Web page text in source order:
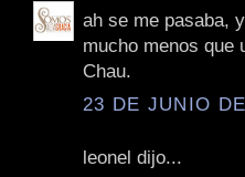
ah se me pasaba,
mucho menos que
Chau.
23 DE JUNIO
leonel dijo...